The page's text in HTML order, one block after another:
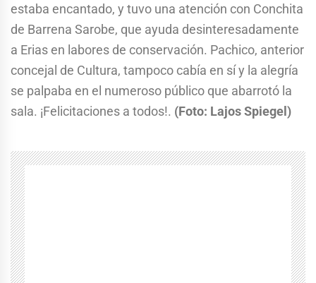
estaba encantado, y tuvo una atención con Conchita
de Barrena Sarobe, que ayuda desinteresadamente
a Erias en labores de conservación. Pachico, anterior
concejal de Cultura, tampoco cabía en sí y la alegría
se palpaba en el numeroso público que abarrotó la
sala. ¡Felicitaciones a todos!. (Foto: Lajos Spiegel)